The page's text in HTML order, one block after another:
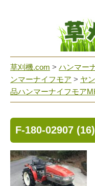
草刈機.com > ハンマー
ンマーナイフモア > ヤ
品ハンマーナイフモア
F-180-02907 (16)